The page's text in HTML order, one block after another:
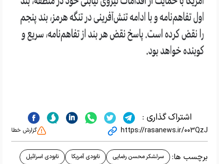
اشتراک گذاری :
https://rasanews.ir/003QzJ گزارش خطا
برچسب ها: سرلشکر محسن رضایی نابودی آمریکا نابودی اسرائیل